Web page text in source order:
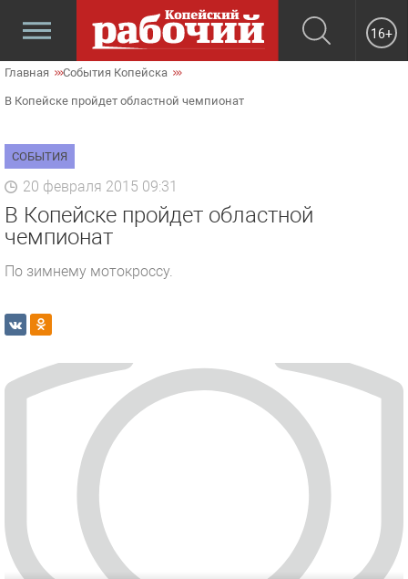
16+
Главная События Копейска
В Копейске пройдет областной чемпионат
СОБЫТИЯ
20 февраля 2015 09:31
В Копейске пройдет областной
чемпионат
По зимнему мотокроссу.